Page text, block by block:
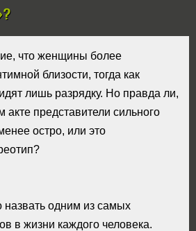
что женщины более
близости, тогда как
лишь разрядку. Но правда ли,
акте представители сильного
остро, или это
одним из самых
в жизни каждого человека.